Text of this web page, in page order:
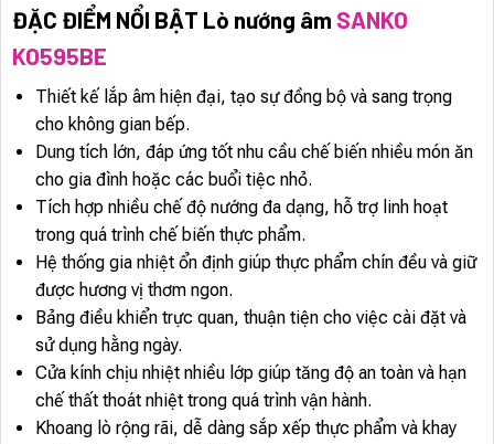
ĐẶC ĐIỂM NỔI BẬT Lò nướng âm SANKO
KO595BE
Thiết kế lắp âm hiện đại, tạo sự đồng bộ và sang trọng
cho không gian bếp.
Dung tích lớn, đáp ứng tốt nhu cầu chế biến nhiều món ăn
cho gia đình hoặc các buổi tiệc nhỏ.
Tích hợp nhiều chế độ nướng đa dạng, hỗ trợ linh hoạt
trong quá trình chế biến thực phẩm.
Hệ thống gia nhiệt ổn định giúp thực phẩm chín đều và giữ
được hương vị thơm ngon.
Bảng điều khiển trực quan, thuận tiện cho việc cài đặt và
sử dụng hằng ngày.
Cửa kính chịu nhiệt nhiều lớp giúp tăng độ an toàn và hạn
chế thất thoát nhiệt trong quá trình vận hành.
Khoang lò rộng rãi, dễ dàng sắp xếp thực phẩm và khay